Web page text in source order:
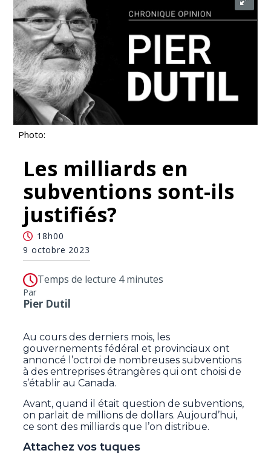
Photo:
Les milliards en
subventions sont-ils
justifiés?
18h00
9 octobre 2023
Temps de lecture 4 minutes
Par
Pier Dutil
Au cours des derniers mois, les
gouvernements fédéral et provinciaux ont
annoncé l’octroi de nombreuses subventions
à des entreprises étrangères qui ont choisi de
s’établir au Canada.
Avant, quand il était question de subventions,
on parlait de millions de dollars. Aujourd’hui,
ce sont des milliards que l’on distribue.
Attachez vos tuques